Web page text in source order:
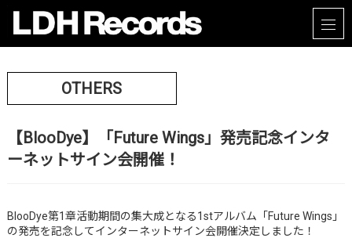
OTHERS
【BlooDye】「Future Wings」発売記念インタ
ーネットサイン会開催！
BlooDye第1章活動期間の集大成となる1stアルバム「Future Wings」
の発売を記念してインターネットサイン会開催決定しました！